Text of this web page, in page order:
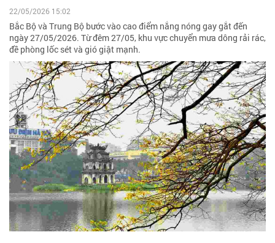
22/05/2026 15:02
Bắc Bộ và Trung Bộ bước vào cao điểm nắng nóng gay gắt đến
ngày 27/05/2026. Từ đêm 27/05, khu vực chuyển mưa dông rải rác,
đề phòng lốc sét và gió giật mạnh.